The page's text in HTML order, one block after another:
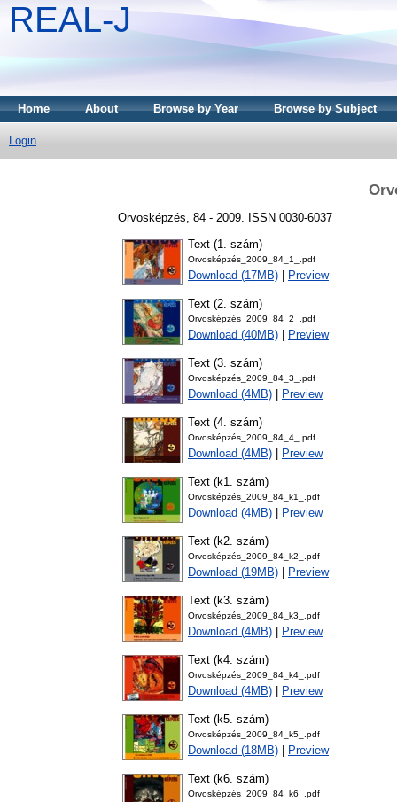
REAL-J
Home About Browse by Year Browse by Subject
Login
Orvosképzés, 84 - 2009. ISSN 0030-6037
Text (1. szám)
Orvosképzés_2009_84_1_.pdf
Download (17MB) Preview
Text (2. szám)
Orvosképzés_2009_84_2_.pdf
Download (40MB) Preview
Text (3. szám)
Orvosképzés_2009_84_3_.pdf
Download (4MB) Preview
Text (4. szám)
Orvosképzés_2009_84_4_.pdf
Download (4MB) Preview
Text (k1. szám)
Orvosképzés_2009_84_k1_.pdf
Download (4MB) Preview
Text (k2. szám)
Orvosképzés_2009_84_k2_.pdf
Download (19MB) Preview
Text (k3. szám)
Orvosképzés_2009_84_k3_.pdf
Download (4MB) Preview
Text (k4. szám)
Orvosképzés_2009_84_k4_.pdf
Download (4MB) Preview
Text (k5. szám)
Orvosképzés_2009_84_k5_.pdf
Download (18MB) Preview
Text (k6. szám)
Orvosképzés_2009_84_k6_.pdf